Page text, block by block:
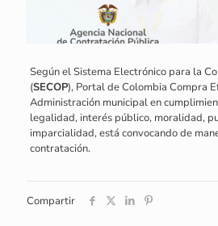
Según el Sistema Electrónico para la
(SECOP), Portal de Colombia Compra
Administración municipal en
legalidad, interés público, moralidad,
imparcialidad, está convocando de
contratación.
Compartir